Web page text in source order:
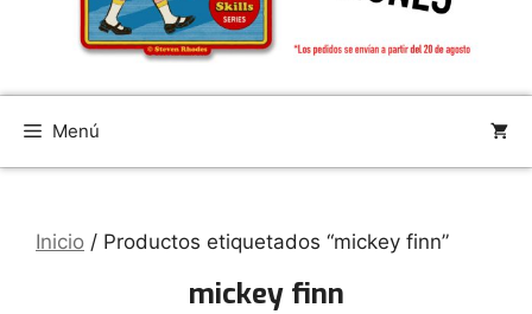
Menú
Inicio / Productos etiquetados “mickey finn”
mickey finn